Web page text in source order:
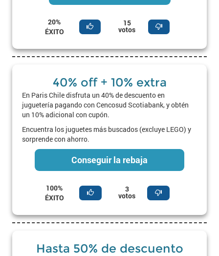
20%
ÉXITO
15
votos
40% off + 10% extra
En Paris Chile disfruta un 40% de descuento en
juguetería pagando con Cencosud Scotiabank, y obtén
un 10% adicional con cupón.
Encuentra los juguetes más buscados (excluye LEGO) y
sorprende con ahorro.
Conseguir la rebaja
100%
ÉXITO
3
votos
Hasta 50% de descuento